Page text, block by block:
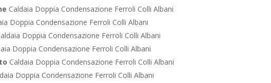
Caldaia Doppia Condensazione Ferroli Colli Albani
Doppia Condensazione Ferroli Colli Albani
Doppia Condensazione Ferroli Colli Albani
Doppia Condensazione Ferroli Colli Albani
Caldaia Doppia Condensazione Ferroli Colli Albani
Doppia Condensazione Ferroli Colli Albani